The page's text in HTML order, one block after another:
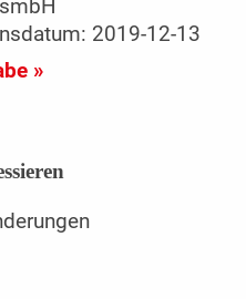
2019-12-13
»